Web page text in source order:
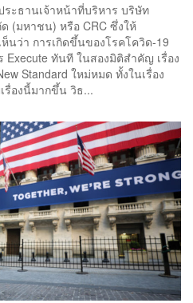
ะธานเจ้าหน้าที่บริหาร บริษัท
(มหาชน) หรือ CRC ซึ่งให้
นว่า การเกิดขึ้นของโรคโควิด-19
Execute ทันที ในสองมิติสำคัญ เรื่อง
Standard ใหม่หมด ทั้งในเรื่อง
องนี้มากขึ้น วิธ...